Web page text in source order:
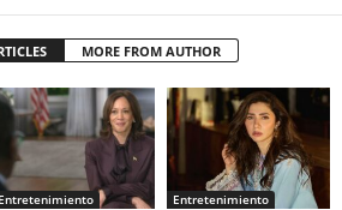
MORE FROM AUTHOR
Entretenimiento Entretenimiento